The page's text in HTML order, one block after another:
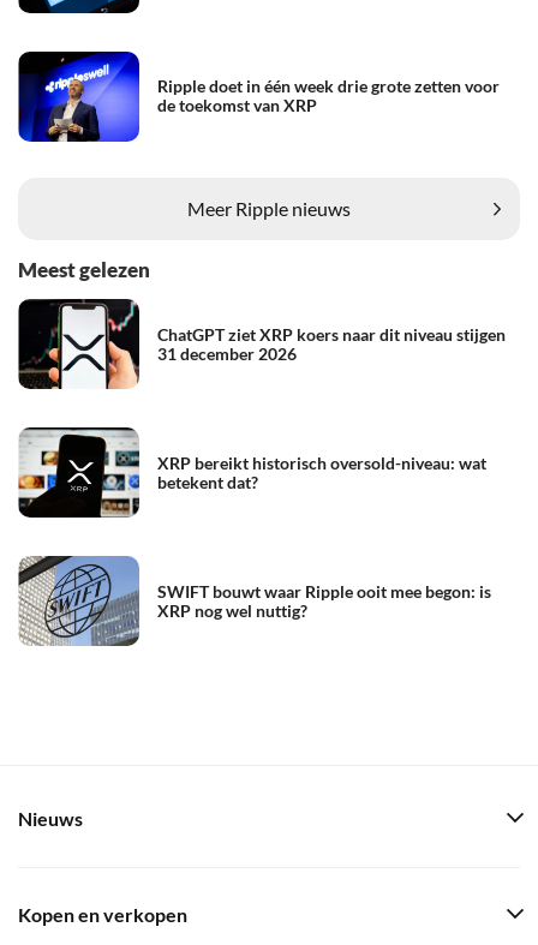
Ripple doet in één week drie grote zetten voor
de toekomst van XRP
Meer Ripple nieuws
Meest gelezen
ChatGPT ziet XRP koers naar dit niveau stijgen
31 december 2026
XRP bereikt historisch oversold-niveau: wat
betekent dat?
SWIFT bouwt waar Ripple ooit mee begon: is
XRP nog wel nuttig?
Nieuws
Kopen en verkopen